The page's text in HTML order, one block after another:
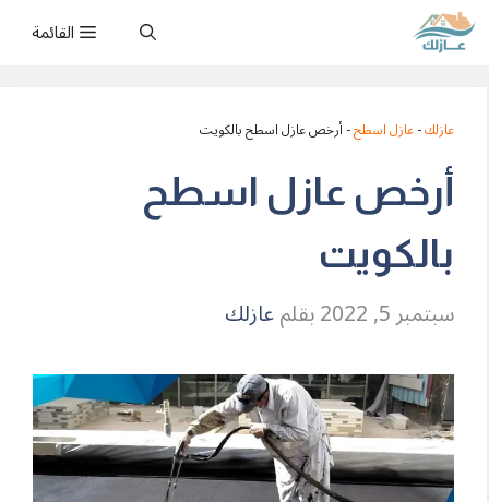
انتقل
إلى القائمة
عازلك-عازل اسطح- أرخص عازل اسطح بالكويت
أرخص عازل اسطح
بالكويت
سبتمبر 5, 2022 بقلمعازلك